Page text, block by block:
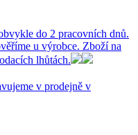
do 2 pracovních dnů.
u výrobce. Zboží na
lhůtách.
v prodejně v